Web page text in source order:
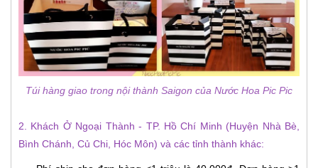
Túi hàng giao trong nội thành Saigon của Nước Hoa Pic Pic
2. Khách Ở Ngoại Thành - TP. Hồ Chí Minh (Huyện Nhà Bè,
Bình Chánh, Củ Chi, Hóc Môn) và các tỉnh thành khác: